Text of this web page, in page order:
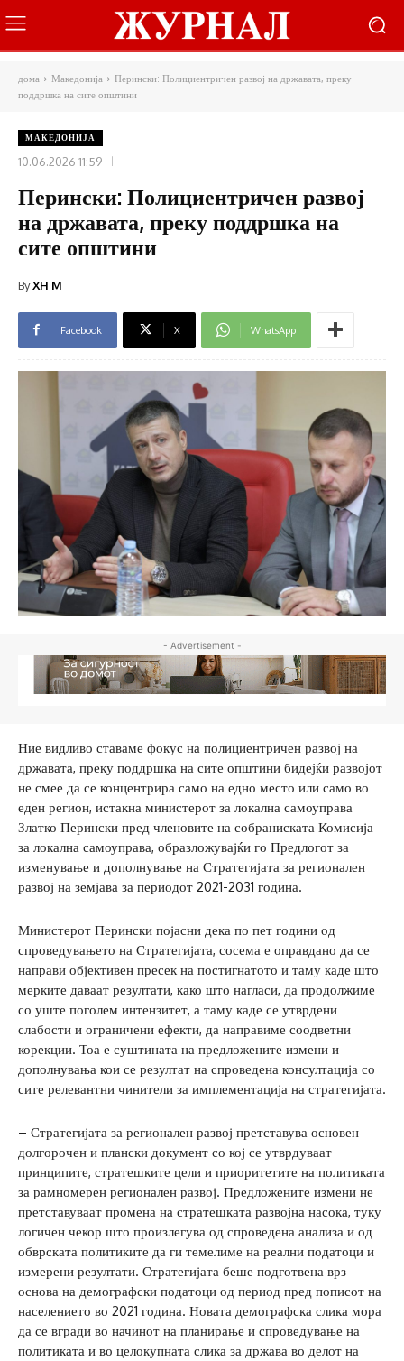
дома Македонија
Перински: Полициентричен развој на државата, преку
поддршка на сите општини
МАКЕДОНИЈА
10.06.2026 11:59
Перински: Полициентричен развој
на државата, преку поддршка на
сите општини
ByXH M
Facebook X WhatsApp
- Advertisement -
Ние видливо ставаме фокус на полициентричен развој на
државата, преку поддршка на сите општини бидејќи развојот
не смее да се концентрира само на едно место или само во
еден регион, истакна министерот за локална самоуправа
Златко Перински пред членовите на собраниската Комисија
за локална самоуправа, образложувајќи го Предлогот за
изменување и дополнување на Стратегијата за регионален
развој на земјава за периодот 2021-2031 година.
Министерот Перински појасни дека по пет години од
спроведувањето на Стратегијата, сосема е оправдано да се
направи објективен пресек на постигнатото и таму каде што
мерките даваат резултати, како што нагласи, да продолжиме
со уште поголем интензитет, а таму каде се утврдени
слабости и ограничени ефекти, да направиме соодветни
корекции. Тоа е суштината на предложените измени и
дополнувања кои се резултат на спроведена консултација со
сите релевантни чинители за имплементација на стратегијата.
– Стратегијата за регионален развој претставува основен
долгорочен и плански документ со кој се утврдуваат
принципите, стратешките цели и приоритетите на политиката
за рамномерен регионален развој. Предложените измени не
претставуваат промена на стратешката развојна насока, туку
логичен чекор што произлегува од спроведена анализа и од
обврската политиките да ги темелиме на реални податоци и
измерени резултати. Стратегијата беше подготвена врз
основа на демографски податоци од период пред пописот на
населението во 2021 година. Новата демографска слика мора
да се вгради во начинот на планирање и спроведување на
политиката и во целокупната слика за држава во делот на